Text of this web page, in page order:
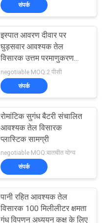
संपर्क
इस्पात आवरण दीवार पर
घुड़सवार आवश्यक तेल
विसारक उत्तम परमाणुकरण
प्रभाव
negotiable MOQ:2 पीसी
संपर्क
रोमांटिक सुगंध बैटरी संचालित
आवश्यक तेल विसारक
प्लास्टिक सामग्री
negotiable MOQ:बातचीत योग्य
संपर्क
पानी रहित आवश्यक तेल
विसारक 100 मिलीलीटर क्षमता
गंध विपणन अध्ययन कक्ष के लिए